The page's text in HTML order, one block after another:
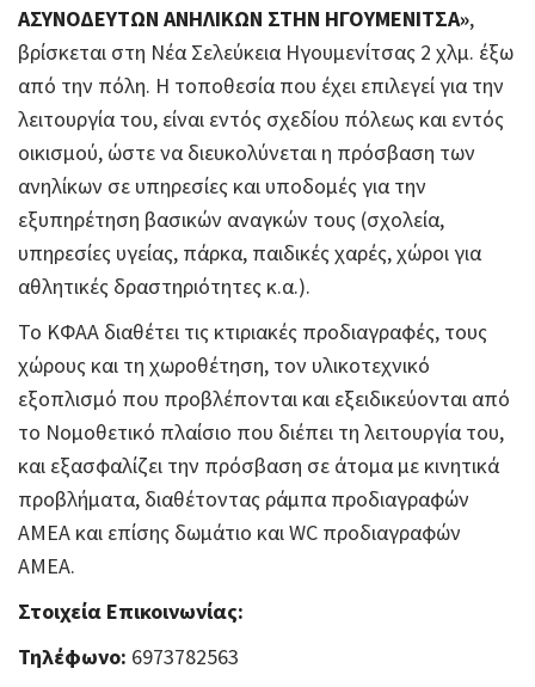
ΑΣΥΝΟΔΕΥΤΩΝ ΑΝΗΛΙKΩΝ ΣΤΗΝ ΗΓΟΥΜΕΝΙΤΣΑ»,
βρίσκεται στη Νέα Σελεύκεια Ηγουμενίτσας 2 χλμ. έξω
από την πόλη. Η τοποθεσία που έχει επιλεγεί για την
λειτουργία του, είναι εντός σχεδίου πόλεως και εντός
οικισμού, ώστε να διευκολύνεται η πρόσβαση των
ανηλίκων σε υπηρεσίες και υποδομές για την
εξυπηρέτηση βασικών αναγκών τους (σχολεία,
υπηρεσίες υγείας, πάρκα, παιδικές χαρές, χώροι για
αθλητικές δραστηριότητες κ.α.).
Το ΚΦΑΑ διαθέτει τις κτιριακές προδιαγραφές, τους
χώρους και τη χωροθέτηση, τον υλικοτεχνικό
εξοπλισμό που προβλέπονται και εξειδικεύονται από
το Νομοθετικό πλαίσιο που διέπει τη λειτουργία του,
και εξασφαλίζει την πρόσβαση σε άτομα με κινητικά
προβλήματα, διαθέτοντας ράμπα προδιαγραφών
ΑΜΕΑ και επίσης δωμάτιο και WC προδιαγραφών
ΑΜΕΑ.
Στοιχεία Επικοινωνίας:
Τηλέφωνο: 6973782563